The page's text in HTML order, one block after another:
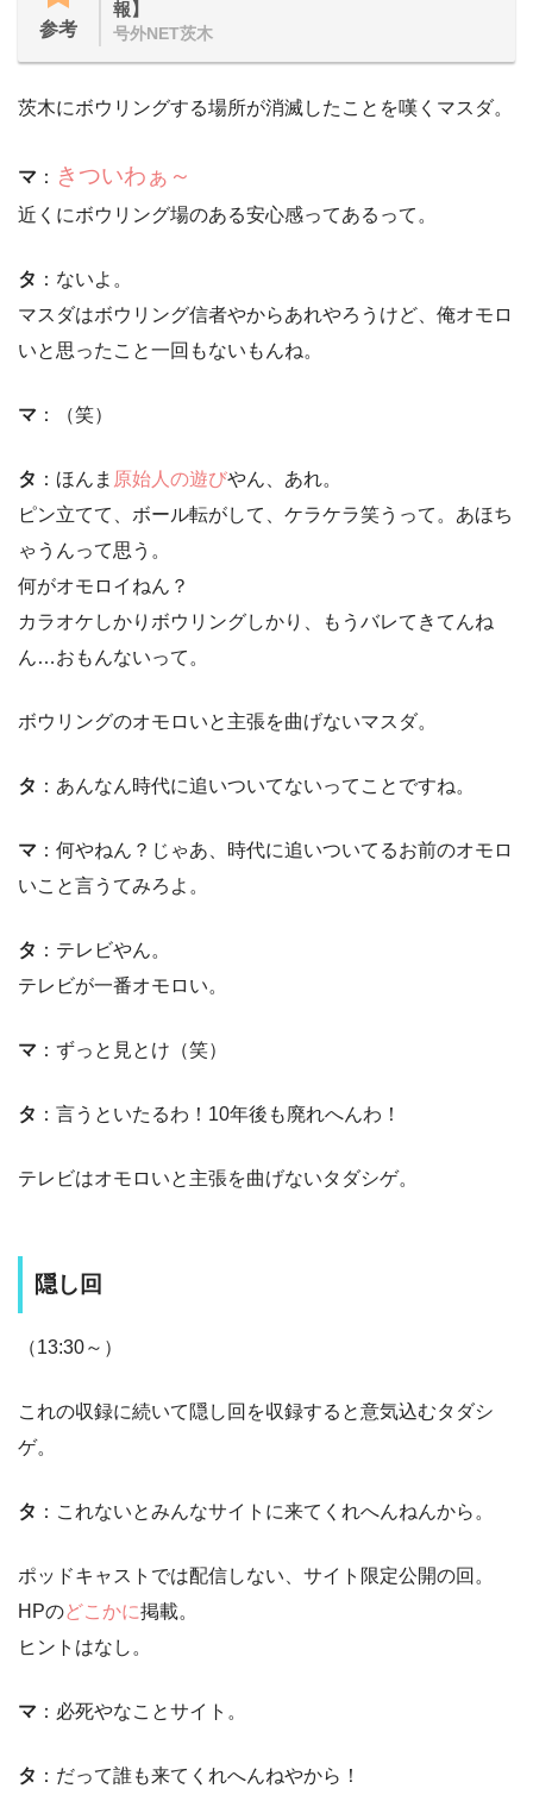
参考
報】
号外NET茨木
茨木にボウリングする場所が消滅したことを嘆くマスダ。
マ ： きついわぁ～
近くにボウリング場のある安心感ってあるって。
タ ：ないよ。
マスダはボウリング信者やからあれやろうけど、俺オモロ
いと思ったこと一回もないもんね。
マ ：（笑）
タ ：ほんま 原始人の遊びやん、あれ。
ピン立てて、ボール転がして、ケラケラ笑うって。あほち
ゃうんって思う。
何がオモロイねん？
カラオケしかりボウリングしかり、もうバレてきてんね
ん…おもんないって。
ボウリングのオモロいと主張を曲げないマスダ。
タ ：あんなん時代に追いついてないってことですね。
マ ：何やねん？じゃあ、時代に追いついてるお前のオモロ
いこと言うてみろよ。
タ ：テレビやん。
テレビが一番オモロい。
マ ：ずっと見とけ（笑）
タ ：言うといたるわ！10年後も廃れへんわ！
テレビはオモロいと主張を曲げないタダシゲ。
隠し回
（13:30～）
これの収録に続いて隠し回を収録すると意気込むタダシ
ゲ。
タ ：これないとみんなサイトに来てくれへんねんから。
ポッドキャストでは配信しない、サイト限定公開の回。
HPのどこかに掲載。
ヒントはなし。
マ ：必死やなことサイト。
タ ：だって誰も来てくれへんねやから！